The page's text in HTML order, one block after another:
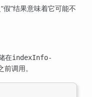
”结果意味着它可能不
在indexInfo-
调用。